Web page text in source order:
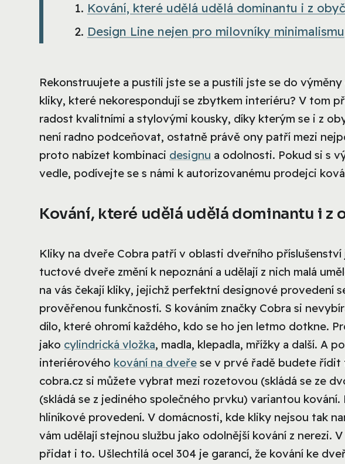
Kování, které udělá udělá dominantu i z
Design Line nejen pro milovníky minimalismu
Rekonstruujete a pustili jste se a pustili jste se do
kliky, které nekorespondují se zbytkem interiéru? V tom
radost kvalitními a stylovými kousky, díky kterým se i z
není radno podceňovat, ostatně právě ony patří mezi
proto nabízet kombinaci designu a odolnosti. Pokud si s
vedle, podívejte se s námi k autorizovanému prodejci
Kování, které udělá udělá dominantu i z
Kliky na dveře Cobra patří v oblasti dveřního
tuctové dveře změní k nepoznání a udělají z nich malá
na vás čekají kliky, jejichž perfektní designové provedení
prověřenou funkčností. S kováním značky Cobra si
dílo, které ohromí každého, kdo se ho jen letmo dotkne.
jako cylindrická vložka, madla, klepadla, mřížky a další. A
interiérového kování na dveře se v prvé řadě budete řídit
cobra.cz si můžete vybrat mezi rozetovou (skládá se ze
(skládá se z jediného společného prvku) variantou
hliníkové provedení. V domácnosti, kde kliky nejsou tak
vám udělají stejnou službu jako odolnější kování z nerezi.
přidat i to. Ušlechtilá ocel 304 je garancí, že kování ke